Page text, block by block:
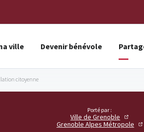
ville Devenir bénévole
citoyenne
Porté par :
Ville de Grenoble
Grenoble Alpes Métropole